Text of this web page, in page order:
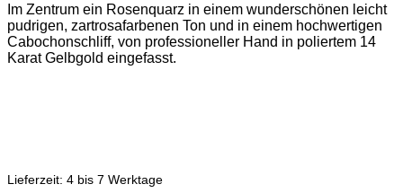
Im Zentrum ein Rosenquarz in einem wunderschönen leicht
pudrigen, zartrosafarbenen Ton und in einem hochwertigen
Cabochonschliff, von professioneller Hand in poliertem 14
Karat Gelbgold eingefasst.
Lieferzeit: 4 bis 7 Werktage